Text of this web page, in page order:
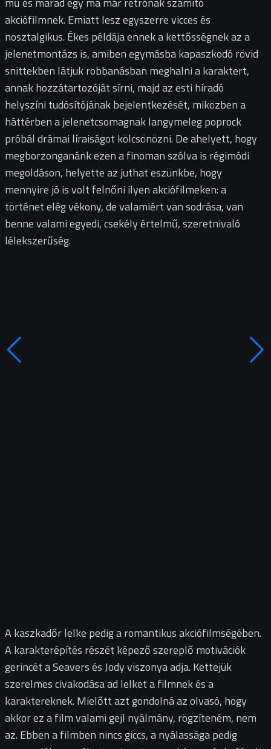
akciófilmnek. Emiatt lesz egyszerre vicces és
nosztalgikus. Ékes példája ennek a kettősségnek az a
jelenetmontázs is, amiben egymásba kapaszkodó rövid
snittekben látjuk robbanásban meghalni a karaktert,
annak hozzátartozóját sírni, majd az esti híradó
helyszíni tudósítójának bejelentkezését, miközben a
háttérben a jelenetcsomagnak langymeleg poprock
próbál drámai líraiságot kölcsönözni. De ahelyett, hogy
megborzonganánk ezen a finoman szólva is régimódi
megoldáson, helyette az juthat eszünkbe, hogy
mennyire jó is volt felnőni ilyen akciófilmeken: a
történet elég vékony, de valamiért van sodrása, van
benne valami egyedi, csekély értelmű, szeretnivaló
lélekszerűség.
A kaszkadőr lelke pedig a romantikus akciófilmségében.
A karakterépítés részét képező szereplő motivációk
gerincét a Seavers és Jody viszonya adja. Kettejük
szerelmes civakodása ad lelket a filmnek és a
karaktereknek. Mielőtt azt gondolná az olvasó, hogy
akkor ez a film valami gejl nyálmány, rögzíteném, nem
az. Ebben a filmben nincs giccs, a nyálassága pedig